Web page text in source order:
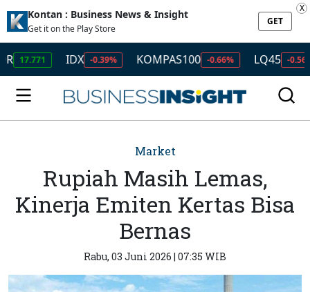
Kontan : Business News & Insight
Get it on the Play Store
GET
X
IDX -0.39% KOMPAS100 -0.66% LQ45 -0.56%
Market
Rupiah Masih Lemas,
Kinerja Emiten Kertas Bisa
Bernas
Rabu, 03 Juni 2026 | 07:35 WIB